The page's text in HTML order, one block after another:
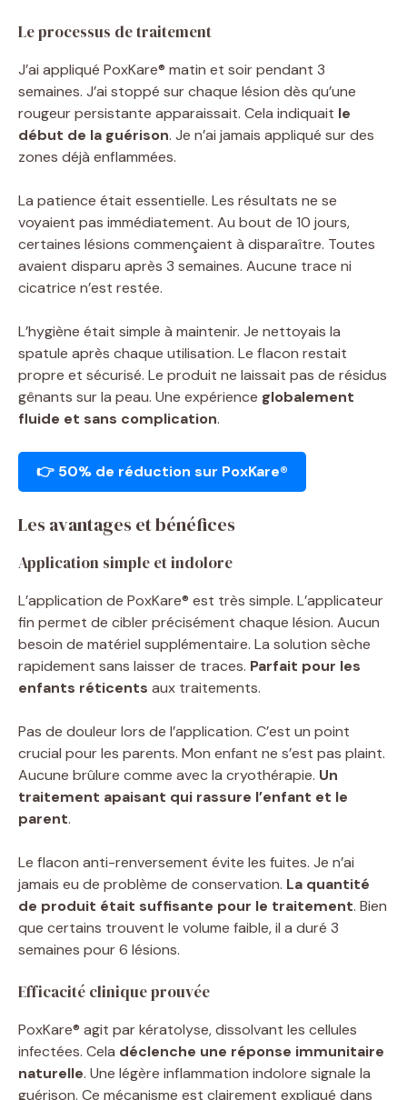
Le processus de traitement
J’ai appliqué PoxKare® matin et soir pendant 3
semaines. J’ai stoppé sur chaque lésion dès qu’une
rougeur persistante apparaissait. Cela indiquait le
début de la guérison. Je n’ai jamais appliqué sur des
zones déjà enflammées.
La patience était essentielle. Les résultats ne se
voyaient pas immédiatement. Au bout de 10 jours,
certaines lésions commençaient à disparaître. Toutes
avaient disparu après 3 semaines. Aucune trace ni
cicatrice n’est restée.
L’hygiène était simple à maintenir. Je nettoyais la
spatule après chaque utilisation. Le flacon restait
propre et sécurisé. Le produit ne laissait pas de résidus
gênants sur la peau. Une expérience globalement
fluide et sans complication.
👉 50% de réduction sur PoxKare®
Les avantages et bénéfices
Application simple et indolore
L’application de PoxKare® est très simple. L’applicateur
fin permet de cibler précisément chaque lésion. Aucun
besoin de matériel supplémentaire. La solution sèche
rapidement sans laisser de traces. Parfait pour les
enfants réticents aux traitements.
Pas de douleur lors de l’application. C’est un point
crucial pour les parents. Mon enfant ne s’est pas plaint.
Aucune brûlure comme avec la cryothérapie. Un
traitement apaisant qui rassure l’enfant et le
parent.
Le flacon anti-renversement évite les fuites. Je n’ai
jamais eu de problème de conservation. La quantité
de produit était suffisante pour le traitement. Bien
que certains trouvent le volume faible, il a duré 3
semaines pour 6 lésions.
Efficacité clinique prouvée
PoxKare® agit par kératolyse, dissolvant les cellules
infectées. Cela déclenche une réponse immunitaire
naturelle. Une légère inflammation indolore signale la
guérison. Ce mécanisme est clairement expliqué dans